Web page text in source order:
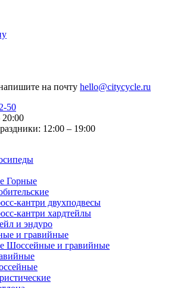
на почту hello@citycycle.ru
50
20:00
12:00 – 19:00
Горные
кантри двухподвесы
кантри хардтейлы
и эндуро
и гравийные
Шоссейные и гравийные